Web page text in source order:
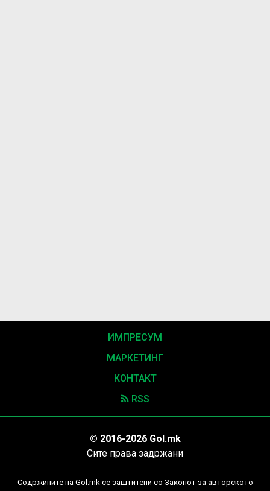
ИМПРЕСУМ
МАРКЕТИНГ
КОНТАКТ
RSS
© 2016-2026 Gol.mk
Сите права задржани
Содржините на Gol.mk се заштитени со Законот за авторското